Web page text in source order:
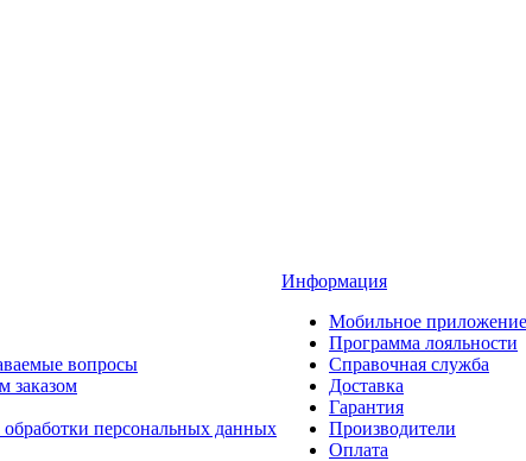
вопросы
заказом
персональных данных
Информация
Мобильное приложение
Программа лояльности
Справочная служба
Доставка
Гарантия
Производители
Оплата